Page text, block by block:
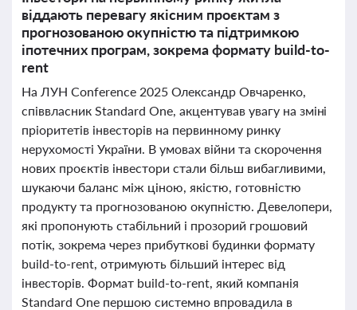
віддають перевагу якісним проєктам з
прогнозованою окупністю та підтримкою
іпотечних програм, зокрема формату build-to-
rent
На ЛУН Conference 2025 Олександр Овчаренко,
співвласник Standard One, акцентував увагу на зміні
пріоритетів інвесторів на первинному ринку
нерухомості України. В умовах війни та скорочення
нових проєктів інвестори стали більш вибагливими,
шукаючи баланс між ціною, якістю, готовністю
продукту та прогнозованою окупністю. Девелопери,
які пропонують стабільний і прозорий грошовий
потік, зокрема через прибуткові будинки формату
build-to-rent, отримують більший інтерес від
інвесторів. Формат build-to-rent, який компанія
Standard One першою системно впровадила в